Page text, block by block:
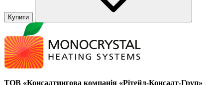
Купити
ТОВ «Консалтингова компанія «Рітейл-Консалт-Груп»